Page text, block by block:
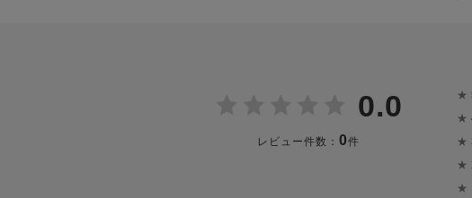
0.0
レビュー件数： 0件
★
★
★
★
★